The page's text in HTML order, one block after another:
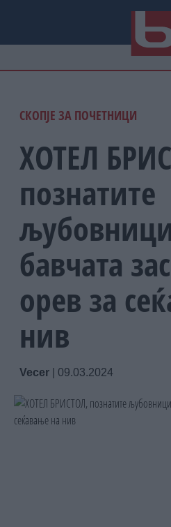
СКОПЈЕ ЗА ПОЧЕТНИЦИ
ХОТЕЛ
познатите
бавчата
орев за
нив
Vecer 09.03.2024